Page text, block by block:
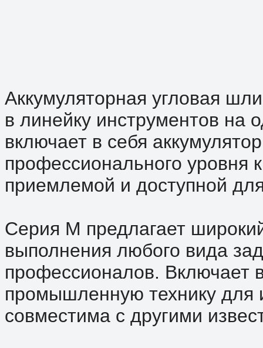
Аккумуляторная угловая
в линейку инструментов на
включает в себя
профессионального уровня
приемлемой и доступной
Серия М предлагает
выполнения любого вида
профессионалов. Включает
промышленную технику для
совместима с другими